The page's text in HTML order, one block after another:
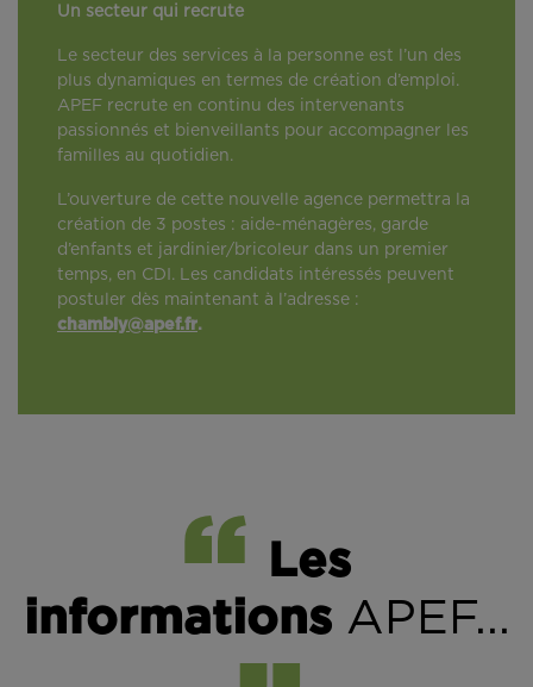
Un secteur qui recrute
Le secteur des services à la personne est l’un des
plus dynamiques en termes de création d’emploi.
APEF recrute en continu des intervenants
passionnés et bienveillants pour accompagner les
familles au quotidien.
L’ouverture de cette nouvelle agence permettra la
création de 3 postes : aide-ménagères, garde
d’enfants et jardinier/bricoleur dans un premier
temps, en CDI. Les candidats intéressés peuvent
postuler dès maintenant à l’adresse :
chambly@apef.fr.
Les
informationsAPEF...